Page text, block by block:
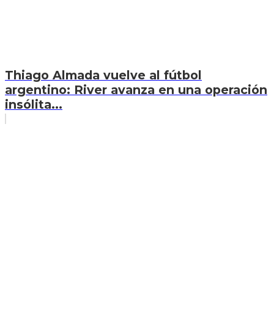
Thiago Almada vuelve al fútbol
argentino: River avanza en una operación
insólita...